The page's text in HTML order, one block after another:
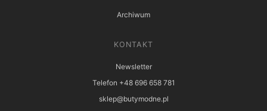
Archiwum
KONTAKT
Newsletter
Telefon +48 696 658 781
sklep@butymodne.pl